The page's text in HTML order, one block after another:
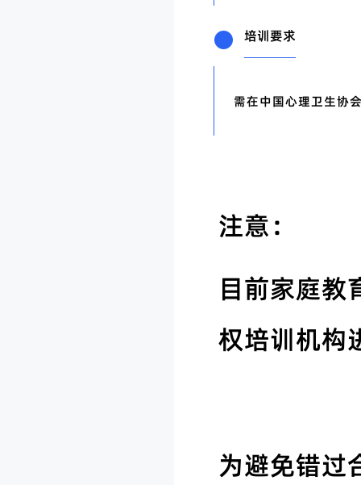
培训要求
需在中国心理卫生协
注意：
目前家庭教
权培训机构
为避免错过